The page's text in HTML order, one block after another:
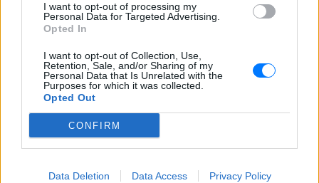
I want to opt-out of processing my
Personal Data for Targeted Advertising.
Opted In
I want to opt-out of Collection, Use,
Retention, Sale, and/or Sharing of my
Personal Data that Is Unrelated with the
Purposes for which it was collected.
Opted Out
CONFIRM
Data Deletion Data Access Privacy Policy